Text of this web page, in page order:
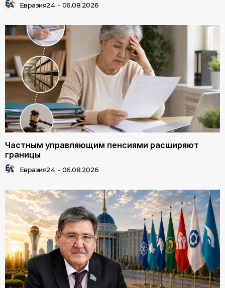
Евразия24 - 06.08.2026
Частным управляющим пенсиями расширяют
границы
Евразия24 - 06.08.2026